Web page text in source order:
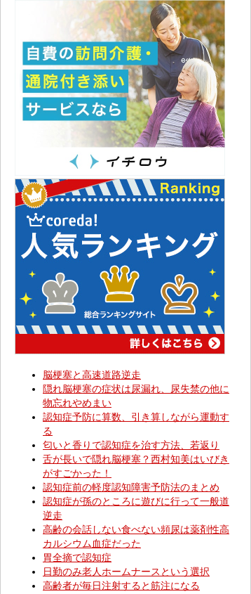
脳梗塞と高速道路逆走
隠れ脳梗塞の症状は尿漏れ、尿失禁の他に
物忘れやめまい
認知症予防に算数、引き算しながら運動す
る
匂いと香りで認知症を治す方法、若返り
舌が長いで隠れ脳梗塞？西村知美はいびき
がすごかった！
認知症前の軽度認知障害予防法のまとめ
認知症が孫のところに遊びに行って一般道
逆走
高齢の会話しない食べない頻尿は薬剤性高
カルシウム血症だった
胃全摘で認知症
日勤のみ老人ホームナースという選択
高齢者が毎日注射すると筋注になる